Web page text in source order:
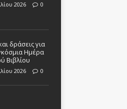
2026 0
δράσεις για
Ημέρα
Βιβλίου
2026 0